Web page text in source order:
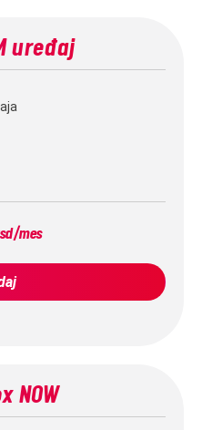
uređaj
mes
NOW